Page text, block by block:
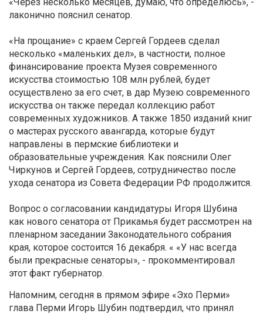
лаконично пояснил сенатор.
«На прощание» с краем Сергей Гордеев сделал
несколько «маленьких дел», в частности, полное
финансирование проекта Музея современного
искусства стоимостью 108 млн рублей, будет
осуществлено за его счет, в дар Музею современного
искусства он также передал коллекцию работ
современных художников. А также 1850 изданий книг
о мастерах русского авангарда, которые будут
направлены в пермские библиотеки и
образовательные учреждения. Как пояснили Олег
Чиркунов и Сергей Гордеев, сотрудничество после
ухода сенатора из Совета Федерации РФ продолжится.
Вопрос о согласовании кандидатуры Игоря Шубина
как нового сенатора от Прикамья будет рассмотрен на
пленарном заседании Законодательного собрания
края, которое состоится 16 декабря. « «У нас всегда
были прекрасные сенаторы», - прокомментировал
этот факт губернатор.
Напомним, сегодня в прямом эфире «Эхо Перми»
глава Перми Игорь Шубин подтвердил, что принял